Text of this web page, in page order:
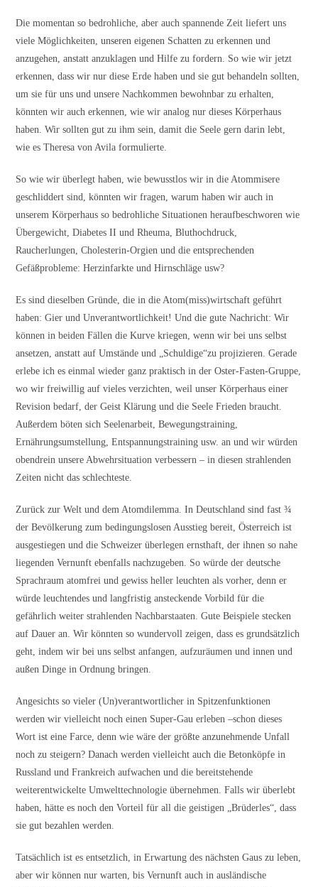
Die momentan so bedrohliche, aber auch spannende Zeit liefert uns
viele Möglichkeiten, unseren eigenen Schatten zu erkennen und
anzugehen, anstatt anzuklagen und Hilfe zu fordern. So wie wir jetzt
erkennen, dass wir nur diese Erde haben und sie gut behandeln sollten,
um sie für uns und unsere Nachkommen bewohnbar zu erhalten,
könnten wir auch erkennen, wie wir analog nur dieses Körperhaus
haben. Wir sollten gut zu ihm sein, damit die Seele gern darin lebt,
wie es Theresa von Avila formulierte.
So wie wir überlegt haben, wie bewusstlos wir in die Atommisere
geschliddert sind, könnten wir fragen, warum haben wir auch in
unserem Körperhaus so bedrohliche Situationen heraufbeschworen wie
Übergewicht, Diabetes II und Rheuma, Bluthochdruck,
Raucherlungen, Cholesterin-Orgien und die entsprechenden
Gefäßprobleme: Herzinfarkte und Hirnschläge usw?
Es sind dieselben Gründe, die in die Atom(miss)wirtschaft geführt
haben: Gier und Unverantwortlichkeit! Und die gute Nachricht: Wir
können in beiden Fällen die Kurve kriegen, wenn wir bei uns selbst
ansetzen, anstatt auf Umstände und „Schuldige“zu projizieren. Gerade
erlebe ich es einmal wieder ganz praktisch in der Oster-Fasten-Gruppe,
wo wir freiwillig auf vieles verzichten, weil unser Körperhaus einer
Revision bedarf, der Geist Klärung und die Seele Frieden braucht.
Außerdem böten sich Seelenarbeit, Bewegungstraining,
Ernährungsumstellung, Entspannungstraining usw. an und wir würden
obendrein unsere Abwehrsituation verbessern – in diesen strahlenden
Zeiten nicht das schlechteste.
Zurück zur Welt und dem Atomdilemma. In Deutschland sind fast ¾
der Bevölkerung zum bedingungslosen Ausstieg bereit, Österreich ist
ausgestiegen und die Schweizer überlegen ernsthaft, der ihnen so nahe
liegenden Vernunft ebenfalls nachzugeben. So würde der deutsche
Sprachraum atomfrei und gewiss heller leuchten als vorher, denn er
würde leuchtendes und langfristig ansteckende Vorbild für die
gefährlich weiter strahlenden Nachbarstaaten. Gute Beispiele stecken
auf Dauer an. Wir könnten so wundervoll zeigen, dass es grundsätzlich
geht, indem wir bei uns selbst anfangen, aufzuräumen und innen und
außen Dinge in Ordnung bringen.
Angesichts so vieler (Un)verantwortlicher in Spitzenfunktionen
werden wir vielleicht noch einen Super-Gau erleben –schon dieses
Wort ist eine Farce, denn wie wäre der größte anzunehmende Unfall
noch zu steigern? Danach werden vielleicht auch die Betonköpfe in
Russland und Frankreich aufwachen und die bereitstehende
weiterentwickelte Umwelttechnologie übernehmen. Falls wir überlebt
haben, hätte es noch den Vorteil für all die geistigen „Brüderles“, dass
sie gut bezahlen werden.
Tatsächlich ist es entsetzlich, in Erwartung des nächsten Gaus zu leben,
aber wir können nur warten, bis Vernunft auch in ausländische